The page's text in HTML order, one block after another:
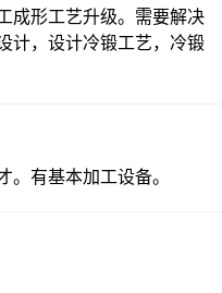
成形工艺升级。需要解决
计，设计冷锻工艺，冷锻
有基本加工设备。